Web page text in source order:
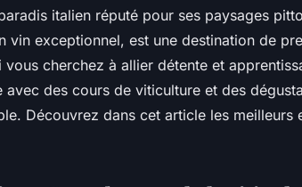
endroits pour
en
de viticulture
italien réputé pour ses paysages
vin exceptionnel, est une destination de
cherchez à allier détente et
avec des cours de viticulture et des
Découvrez dans cet article les meilleurs